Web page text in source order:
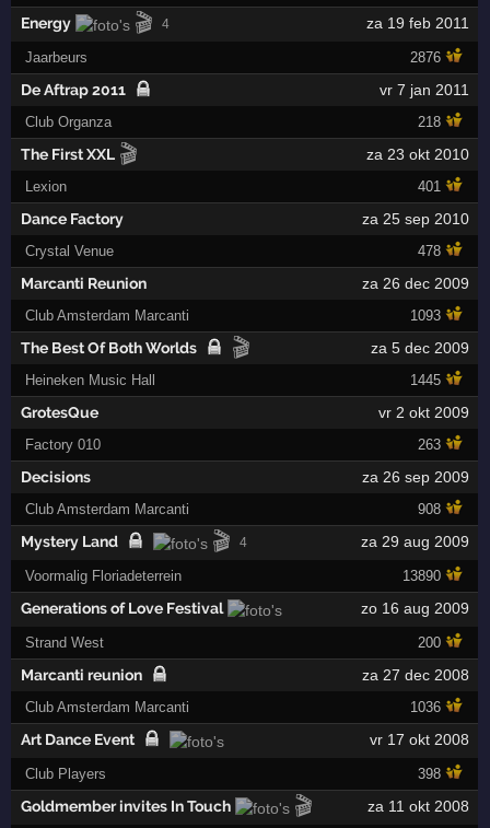
Energy 🎬 4 za 19 feb 2011
Jaarbeurs 2876
De Aftrap 2011 vr 7 jan 2011
Club Organza 218
The First XXL 🎬 za 23 okt 2010
Lexion 401
Dance Factory za 25 sep 2010
Crystal Venue 478
Marcanti Reunion za 26 dec 2009
Club Amsterdam Marcanti 1093
The Best Of Both Worlds 🎬 za 5 dec 2009
Heineken Music Hall 1445
GrotesQue vr 2 okt 2009
Factory 010 263
Decisions za 26 sep 2009
Club Amsterdam Marcanti 908
Mystery Land 🎬 4 za 29 aug 2009
Voormalig Floriadeterrein 13890
Generations of Love Festival zo 16 aug 2009
Strand West 200
Marcanti reunion za 27 dec 2008
Club Amsterdam Marcanti 1036
Art Dance Event vr 17 okt 2008
Club Players 398
Goldmember invites In Touch 🎬 za 11 okt 2008